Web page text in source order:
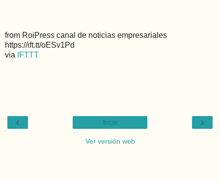
from RoiPress canal de noticias empresariales
https://ift.tt/oESv1Pd
via
IFTTT
‹ ›
Inicio
Ver versión web